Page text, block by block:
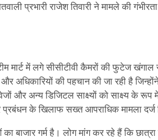
प्रभारी राजेश तिवारी ने मामले की
मार्ट में लगे सीसीटीवी कैमरों की फुटेज
और अधिकारियों की पहचान की जा रही है
और अन्य डिजिटल साक्ष्यों को साक्ष्य के रूप
प्रबंधन के खिलाफ सख्त आपराधिक मामला दर्ज
बाजार गर्म है। लोग मांग कर रहे हैं कि